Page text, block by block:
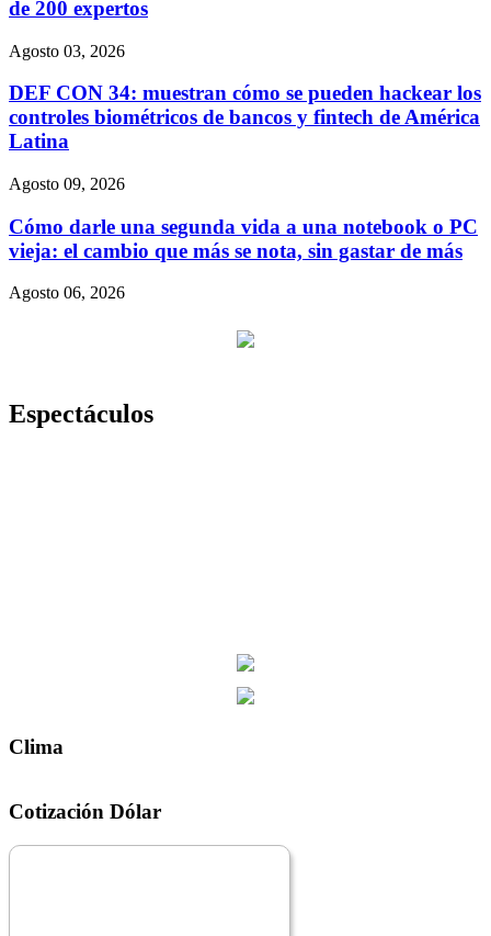
de 200 expertos
Agosto 03, 2026
DEF CON 34: muestran cómo se pueden hackear los
controles biométricos de bancos y fintech de América
Latina
Agosto 09, 2026
Cómo darle una segunda vida a una notebook o PC
vieja: el cambio que más se nota, sin gastar de más
Agosto 06, 2026
Espectáculos
Clima
Cotización Dólar